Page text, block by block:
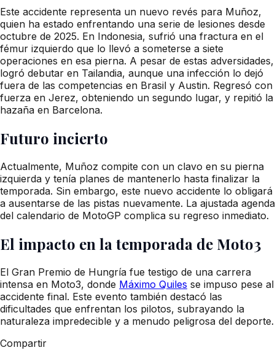
Este accidente representa un nuevo revés para Muñoz,
quien ha estado enfrentando una serie de lesiones desde
octubre de 2025. En Indonesia, sufrió una fractura en el
fémur izquierdo que lo llevó a someterse a siete
operaciones en esa pierna. A pesar de estas adversidades,
logró debutar en Tailandia, aunque una infección lo dejó
fuera de las competencias en Brasil y Austin. Regresó con
fuerza en Jerez, obteniendo un segundo lugar, y repitió la
hazaña en Barcelona.
Futuro incierto
Actualmente, Muñoz compite con un clavo en su pierna
izquierda y tenía planes de mantenerlo hasta finalizar la
temporada. Sin embargo, este nuevo accidente lo obligará
a ausentarse de las pistas nuevamente. La ajustada agenda
del calendario de MotoGP complica su regreso inmediato.
El impacto en la temporada de Moto3
El Gran Premio de Hungría fue testigo de una carrera
intensa en Moto3, donde Máximo Quiles se impuso pese al
accidente final. Este evento también destacó las
dificultades que enfrentan los pilotos, subrayando la
naturaleza impredecible y a menudo peligrosa del deporte.
Compartir